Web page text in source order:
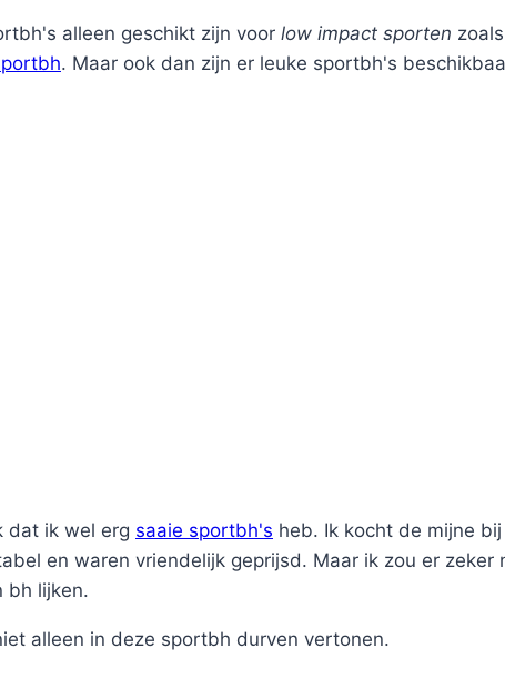
alleen geschikt zijn voor low impact sporten zoals
. Maar ook dan zijn er leuke sportbh's
dat ik wel erg saaie sportbh's heb. Ik kocht de mijne
en waren vriendelijk geprijsd. Maar ik zou er
bh lijken.
alleen in deze sportbh durven vertonen.